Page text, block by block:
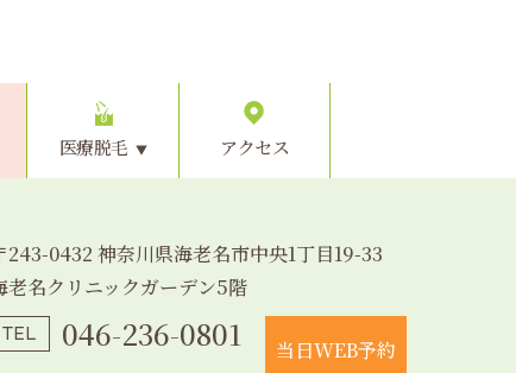
医療脱毛 アクセス
243-0432 神奈川県海老名市中央1丁目19-33
老名クリニックガーデン5階
TEL 046-236-0801 当日WEB予約